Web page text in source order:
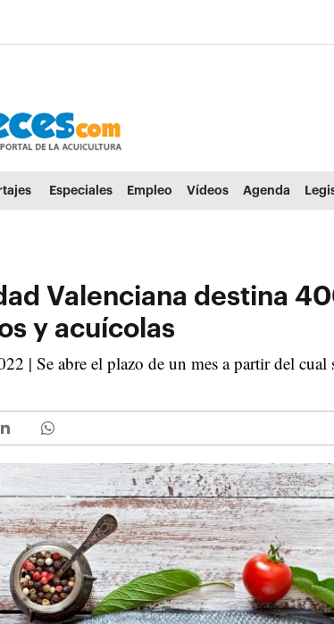
Especiales Empleo Vídeos Agenda
Valenciana destina
y acuícolas
| Se abre el plazo de un mes a partir del